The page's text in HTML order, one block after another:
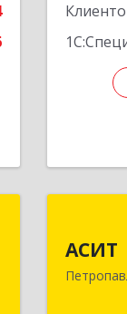
АСИТ